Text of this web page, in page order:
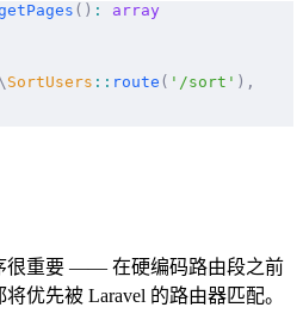
() :
array
\ SortUsers :: route ( '/sort' ),
很重要 —— 在硬编码路由段之前
优先被 Laravel 的路由器匹配。